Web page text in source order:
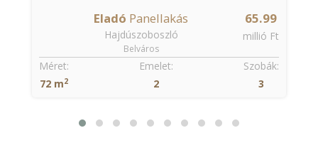
65.99
millió Ft
Eladó Panellakás
Hajdúszoboszló
Belváros
Szobák:
3
Méret:
72 m2
Emelet:
2